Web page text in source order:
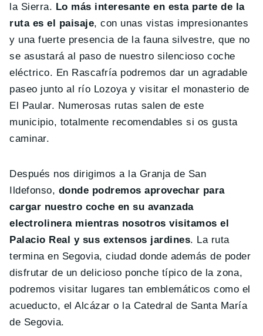
la Sierra. Lo más interesante en esta parte de la
ruta es el paisaje, con unas vistas impresionantes
y una fuerte presencia de la fauna silvestre, que no
se asustará al paso de nuestro silencioso coche
eléctrico. En Rascafría podremos dar un agradable
paseo junto al río Lozoya y visitar el monasterio de
El Paular. Numerosas rutas salen de este
municipio, totalmente recomendables si os gusta
caminar.
Después nos dirigimos a la Granja de San
Ildefonso, donde podremos aprovechar para
cargar nuestro coche en su avanzada
electrolinera mientras nosotros visitamos el
Palacio Real y sus extensos jardines. La ruta
termina en Segovia, ciudad donde además de poder
disfrutar de un delicioso ponche típico de la zona,
podremos visitar lugares tan emblemáticos como el
acueducto, el Alcázar o la Catedral de Santa María
de Segovia.